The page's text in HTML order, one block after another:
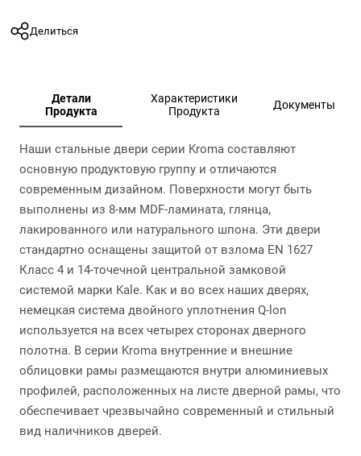
Делиться
Детали
Продукта
Характеристики
Продукта
Документы
Наши стальные двери серии Kroma составляют
основную продуктовую группу и отличаются
современным дизайном. Поверхности могут быть
выполнены из 8-мм MDF-ламината, глянца,
лакированного или натурального шпона. Эти двери
стандартно оснащены защитой от взлома EN 1627
Класс 4 и 14-точечной центральной замковой
системой марки Kale. Как и во всех наших дверях,
немецкая система двойного уплотнения Q-lon
используется на всех четырех сторонах дверного
полотна. В серии Kroma внутренние и внешние
облицовки рамы размещаются внутри алюминиевых
профилей, расположенных на листе дверной рамы, что
обеспечивает чрезвычайно современный и стильный
вид наличников дверей.